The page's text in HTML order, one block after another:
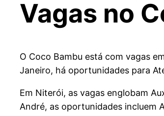
Vagas no
O Coco Bambu está com vagas
Janeiro, há oportunidades para
Em Niterói, as vagas englobam
André, as oportunidades incluem